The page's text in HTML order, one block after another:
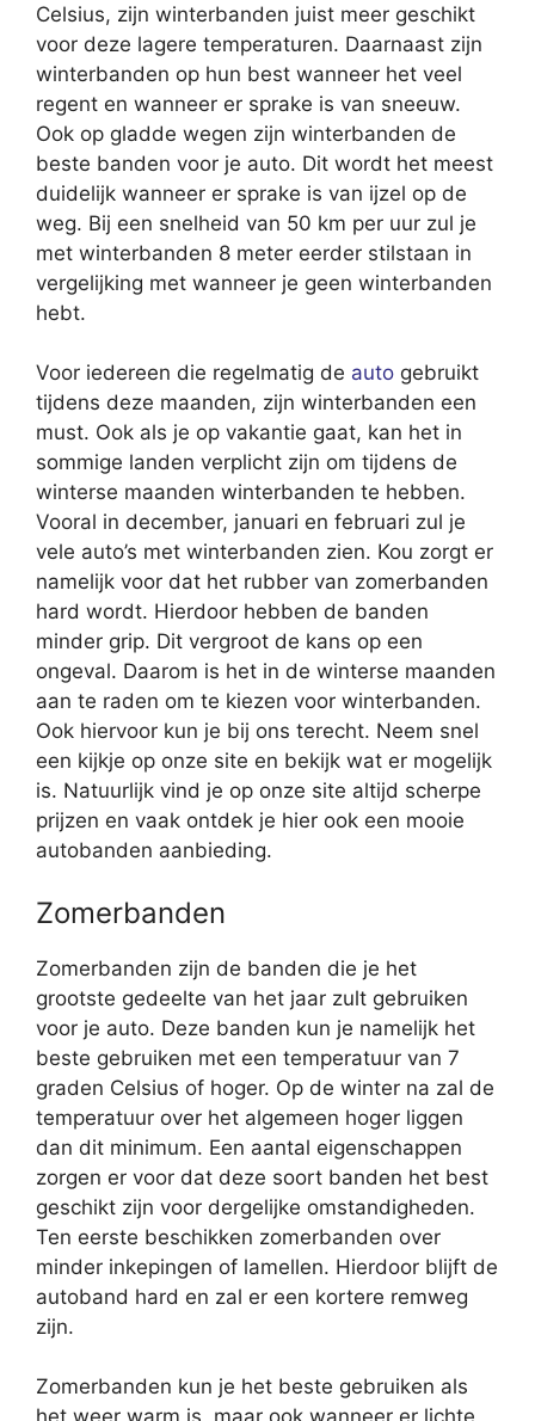
Celsius, zijn winterbanden juist meer geschikt
voor deze lagere temperaturen. Daarnaast zijn
winterbanden op hun best wanneer het veel
regent en wanneer er sprake is van sneeuw.
Ook op gladde wegen zijn winterbanden de
beste banden voor je auto. Dit wordt het meest
duidelijk wanneer er sprake is van ijzel op de
weg. Bij een snelheid van 50 km per uur zul je
met winterbanden 8 meter eerder stilstaan in
vergelijking met wanneer je geen winterbanden
hebt.
Voor iedereen die regelmatig de auto gebruikt
tijdens deze maanden, zijn winterbanden een
must. Ook als je op vakantie gaat, kan het in
sommige landen verplicht zijn om tijdens de
winterse maanden winterbanden te hebben.
Vooral in december, januari en februari zul je
vele auto’s met winterbanden zien. Kou zorgt er
namelijk voor dat het rubber van zomerbanden
hard wordt. Hierdoor hebben de banden
minder grip. Dit vergroot de kans op een
ongeval. Daarom is het in de winterse maanden
aan te raden om te kiezen voor winterbanden.
Ook hiervoor kun je bij ons terecht. Neem snel
een kijkje op onze site en bekijk wat er mogelijk
is. Natuurlijk vind je op onze site altijd scherpe
prijzen en vaak ontdek je hier ook een mooie
autobanden aanbieding.
Zomerbanden
Zomerbanden zijn de banden die je het
grootste gedeelte van het jaar zult gebruiken
voor je auto. Deze banden kun je namelijk het
beste gebruiken met een temperatuur van 7
graden Celsius of hoger. Op de winter na zal de
temperatuur over het algemeen hoger liggen
dan dit minimum. Een aantal eigenschappen
zorgen er voor dat deze soort banden het best
geschikt zijn voor dergelijke omstandigheden.
Ten eerste beschikken zomerbanden over
minder inkepingen of lamellen. Hierdoor blijft de
autoband hard en zal er een kortere remweg
zijn.
Zomerbanden kun je het beste gebruiken als